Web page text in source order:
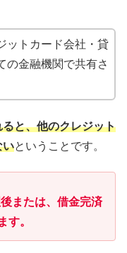
ットカード会社・貸
の金融機関で共有さ
と、他のクレジット
いということです。
または、借金完済
す。